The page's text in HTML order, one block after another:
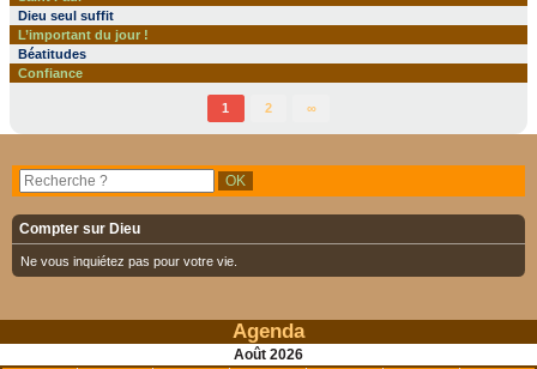
Dieu seul suffit
L’important du jour !
Béatitudes
Confiance
1 2 ∞
Compter sur Dieu
Ne vous inquiétez pas pour votre vie.
Agenda
Août 2026